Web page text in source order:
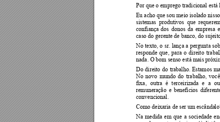
Por que o emprego tradicional
Eu acho que sou meio isolado nis
sistemas  produtivos  que
confiança dos donos da empresa
caso do gerente de banco, do
No texto, o sr. lança a pergunta
responde que, para o direito traba
nada. O bom senso está mais
Do direito do trabalho. Estamos
No novo mundo do trabalho,
fixa, outra é terceirizada e a
remuneração e benefícios
convencional.
Como deixaria de ser um escânda
Na medida em que a sociedade